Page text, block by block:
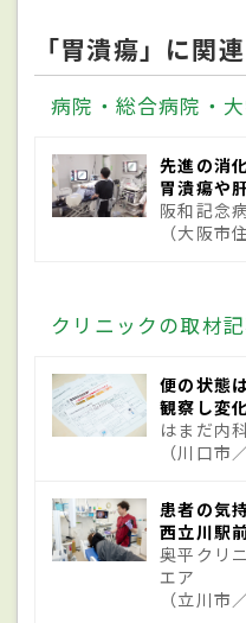
上の人が発症しや
ていると20～30代
も。NSAIDsを常用
原因
クター・ピロリ（
痛剤の一種である
（NSAIDs）の副作
因子。中でも、胃
るらせん形状の悪
症する人が多い。
いが、汚染された
とで感染する場合
「胃潰瘍」に関
病院・総合病院・
先進の消
胃潰瘍や
阪和記念
（大阪市
クリニックの取材
便の状態
観察し変
はまだ内
（川口市
患者の気
西立川駅
奥平クリ
エア
（立川市